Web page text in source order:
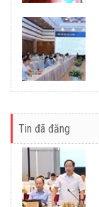
Tin đã đăng